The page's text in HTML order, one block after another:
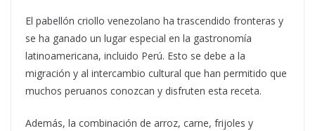
El pabellón criollo venezolano ha trascendido fronteras y
se ha ganado un lugar especial en la gastronomía
latinoamericana, incluido Perú. Esto se debe a la
migración y al intercambio cultural que han permitido que
muchos peruanos conozcan y disfruten esta receta.
Además, la combinación de arroz, carne, frijoles y